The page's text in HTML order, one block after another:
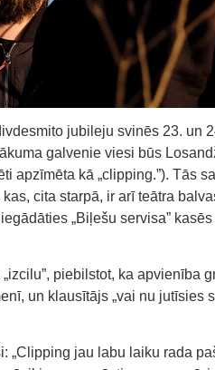
jubileju svinēs 23. un
galvenie viesi būs
apzīmēta kā „clipping.”). Tās
cita starpā, ir arī teātra
„Biļešu servisa” kasēs
piebilstot, ka apvienība
un klausītājs „vai nu jutīsies
„Clipping jau labu laiku rada